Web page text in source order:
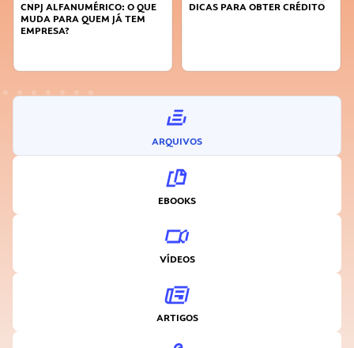
CNPJ ALFANUMÉRICO: O QUE
MUDA PARA QUEM JÁ TEM
EMPRESA?
DICAS PARA OBTER CRÉDITO
ARQUIVOS
EBOOKS
VÍDEOS
ARTIGOS